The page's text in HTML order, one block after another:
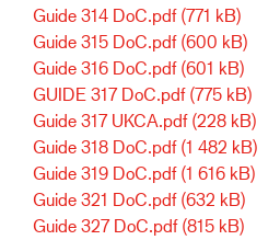
Guide 314 DoC.pdf (771 kB)
Guide 315 DoC.pdf (600 kB)
Guide 316 DoC.pdf (601 kB)
GUIDE 317 DoC.pdf (775 kB)
Guide 317 UKCA.pdf (228 kB)
Guide 318 DoC.pdf (1 482 kB)
Guide 319 DoC.pdf (1 616 kB)
Guide 321 DoC.pdf (632 kB)
Guide 327 DoC.pdf (815 kB)